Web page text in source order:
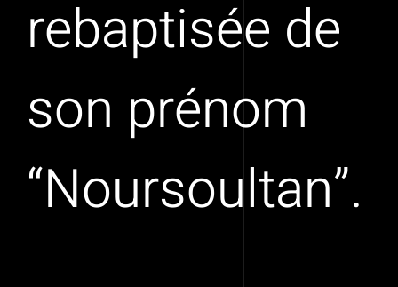
rebaptisée de
son prénom
“Noursoultan”.